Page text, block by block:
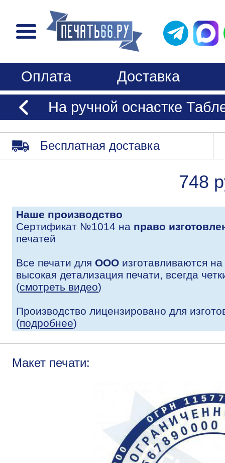
Оплата
Доставка
На ручной оснастке
Бесплатная доставка
748
Наше производство
Сертификат №1014 на право
печатей
Все печати для ООО изготавливаются
высокая детализация печати, всегда
(смотреть видео)
Производство лицензировано для
(подробнее)
Макет печати: